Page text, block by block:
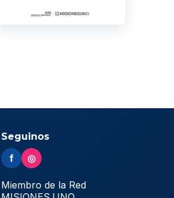
Seguinos
f ◎
Miembro de la Red